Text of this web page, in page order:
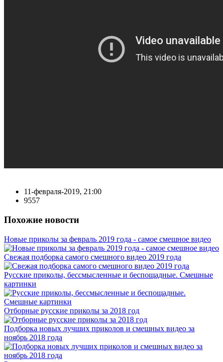
11-февраля-2019, 21:00
9557
Похожие новости
Новые приколы за февраль 2019 года - самое смешное видео
Свежая подборка самого смешного видео 2019 года
Русские приколы, бессмысленные и беспощадные. Смешные
картинки
Отборные русские приколы за 2018 год
Подборка новых лучших приколов и смешных видео за
ноябрь 2018 года